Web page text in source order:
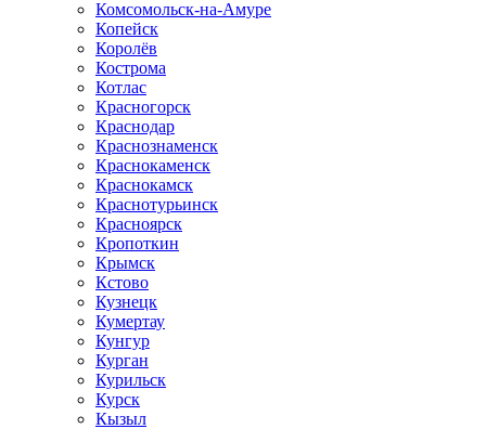
Комсомольск-на-Амуре
Копейск
Королёв
Кострома
Котлас
Красногорск
Краснодар
Краснознаменск
Краснокаменск
Краснокамск
Краснотурьинск
Красноярск
Кропоткин
Крымск
Кстово
Кузнецк
Кумертау
Кунгур
Курган
Курильск
Курск
Кызыл